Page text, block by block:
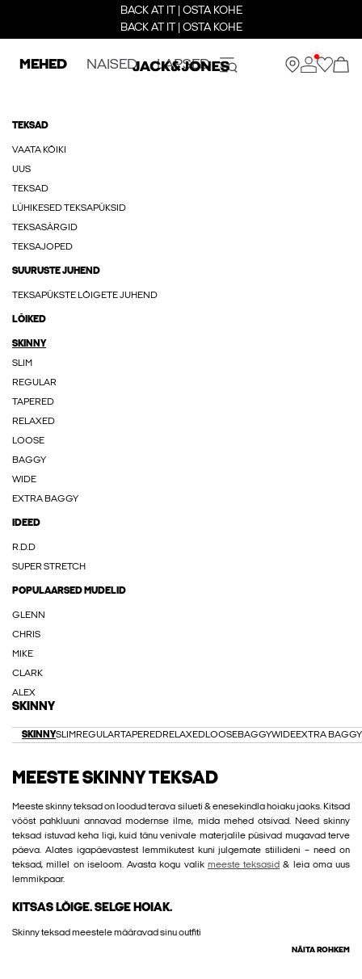
BACK AT IT | OSTA KOHE
BACK AT IT | OSTA KOHE
MEHED NAISED LAPSED
TEKSAD
VAATA KÕIKI
UUS
TEKSAD
LÜHIKESED TEKSAPÜKSID
TEKSASÄRGID
TEKSAJOPED
SUURUSTE JUHEND
TEKSAPÜKSTE LÕIGETE JUHEND
LÕIKED
SKINNY
SLIM
REGULAR
TAPERED
RELAXED
LOOSE
BAGGY
WIDE
EXTRA BAGGY
IDEED
R.D.D
SUPER STRETCH
POPULAARSED MUDELID
GLENN
CHRIS
MIKE
CLARK
ALEX
SKINNY
SKINNYSLIM REGULARTAPEREDRELAXEDLOOSEBAGGYWIDEEXTRA BAGGY
MEESTE SKINNY TEKSAD
Meeste skinny teksad on loodud terava silueti & enesekindla hoiaku jaoks. Kitsad
vööst pahkluuni annavad modernse ilme, mida mehed otsivad. Need skinny
teksad istuvad keha ligi, kuid tänu venivale materjalile püsivad mugavad terve
päeva. Alates igapäevastest lemmikutest kuni julgemate stiilideni – need on
teksad, millel on iseloom. Avasta kogu valik meeste teksasid & leia oma uus
lemmikpaar.
KITSAS LÕIGE. SELGE HOIAK.
Skinny teksad meestele määravad sinu outfiti
NÄITA ROHKEM